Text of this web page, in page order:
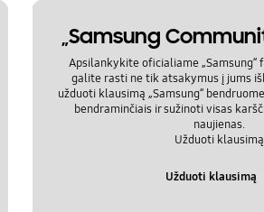
„Samsung
Apsilankykite oficialiame „Samsung“
galite rasti ne tik atsakymus į jums
užduoti klausimą „Samsung“
bendraminčiais ir sužinoti visas
naujienas.
Užduoti klausimą
Užduoti klausimą